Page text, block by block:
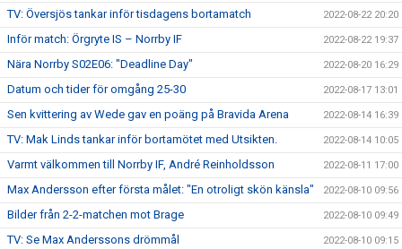
TV: Översjös tankar inför tisdagens bortamatch 2022-08-22 20:20
Inför match: Örgryte IS – Norrby IF 2022-08-22 19:37
Nära Norrby S02E06: "Deadline Day" 2022-08-20 16:29
Datum och tider för omgång 25-30 2022-08-17 13:01
Sen kvittering av Wede gav en poäng på Bravida Arena 2022-08-14 16:39
TV: Mak Linds tankar inför bortamötet med Utsikten. 2022-08-14 10:05
Varmt välkommen till Norrby IF, André Reinholdsson 2022-08-11 17:00
Max Andersson efter första målet: "En otroligt skön känsla" 2022-08-10 09:56
Bilder från 2-2-matchen mot Brage 2022-08-10 09:49
TV: Se Max Anderssons drömmål 2022-08-10 09:15